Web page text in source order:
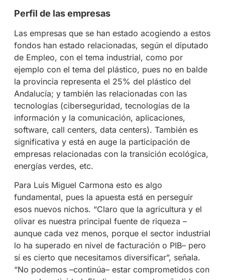
Perfil de las empresas
Las empresas que se han estado acogiendo a estos
fondos han estado relacionadas, según el diputado
de Empleo, con el tema industrial, como por
ejemplo con el tema del plástico, pues no en balde
la provincia representa el 25% del plástico del
Andalucía; y también las relacionadas con las
tecnologías (ciberseguridad, tecnologías de la
información y la comunicación, aplicaciones,
software, call centers, data centers). También es
significativa y está en auge la participación de
empresas relacionadas con la transición ecológica,
energías verdes, etc.
Para Luis Miguel Carmona esto es algo
fundamental, pues la apuesta está en perseguir
esos nuevos nichos. “Claro que la agricultura y el
olivar es nuestra principal fuente de riqueza –
aunque cada vez menos, porque el sector industrial
lo ha superado en nivel de facturación o PIB­– pero
sí es cierto que necesitamos diversificar”, señala.
“No podemos –continú­a– estar comprometidos con